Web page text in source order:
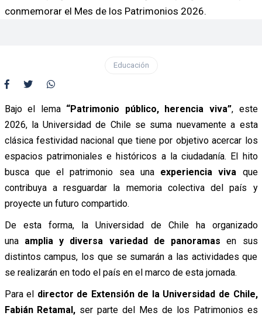
conmemorar el Mes de los Patrimonios 2026.
Educación
Bajo el lema “Patrimonio público, herencia viva”, este
2026, la Universidad de Chile se suma nuevamente a esta
clásica festividad nacional que tiene por objetivo acercar los
espacios patrimoniales e históricos a la ciudadanía. El hito
busca que el patrimonio sea una experiencia viva que
contribuya a resguardar la memoria colectiva del país y
proyecte un futuro compartido.
De esta forma, la Universidad de Chile ha organizado
una amplia y diversa variedad de panoramas en sus
distintos campus, los que se sumarán a las actividades que
se realizarán en todo el país en el marco de esta jornada.
Para el director de Extensión de la Universidad de Chile,
Fabián Retamal, ser parte del Mes de los Patrimonios es